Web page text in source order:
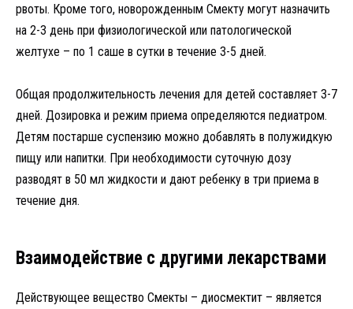
рвоты. Кроме того, новорожденным Смекту могут назначить
на 2-3 день при физиологической или патологической
желтухе – по 1 саше в сутки в течение 3-5 дней.
Общая продолжительность лечения для детей составляет 3-7
дней. Дозировка и режим приема определяются педиатром.
Детям постарше суспензию можно добавлять в полужидкую
пищу или напитки. При необходимости суточную дозу
разводят в 50 мл жидкости и дают ребенку в три приема в
течение дня.
Взаимодействие с другими лекарствами
Действующее вещество Смекты – диосмектит – является